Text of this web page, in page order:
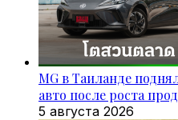
MG в Таиланде
авто после роста
5 августа 2026